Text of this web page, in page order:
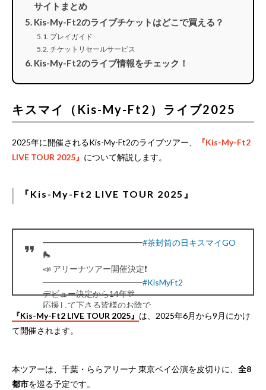
サイトまとめ
Kis-My-Ft2のライブチケットはどこで買える？
プレイガイド
チケットリセールサービス
Kis-My-Ft2のライブ情報をチェック！
キスマイ（Kis-My-Ft2）ライブ2025
2025年に開催されるKis-My-Ft2のライブツアー、
『Kis-My-Ft2
LIVE TOUR 2025』 について解説します。
『Kis-My-Ft2 LIVE TOUR 2025』
━━━━━━━━━━━━#茶封筒の日キスマイGO
🛼
📣 アリーナツアー開催決定❗️
━━━━━━━━━━━━#KisMyFt2
デビュー決定から14年🎊
応援して下さる皆様のお陰で
キスマイの今があります💐
心からありがとうございます🙇🏻‍♂️🌈
(@KMF2_0810MENT)February 11, 2025
『Kis-My-Ft2 LIVE TOUR 2025』 は、2025年6月から9月にかけ
て開催されます。
本ツアーは、千葉・ららアリーナ 東京ベイ公演を皮切りに、 全8
都市を巡る予定です。